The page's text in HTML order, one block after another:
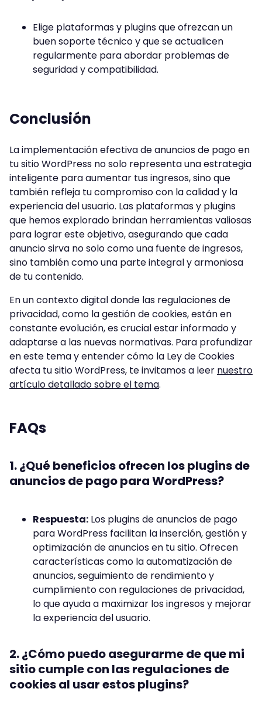
Elige plataformas y plugins que ofrezcan un
buen soporte técnico y que se actualicen
regularmente para abordar problemas de
seguridad y compatibilidad.
Conclusión
La implementación efectiva de anuncios de pago en
tu sitio WordPress no solo representa una estrategia
inteligente para aumentar tus ingresos, sino que
también refleja tu compromiso con la calidad y la
experiencia del usuario. Las plataformas y plugins
que hemos explorado brindan herramientas valiosas
para lograr este objetivo, asegurando que cada
anuncio sirva no solo como una fuente de ingresos,
sino también como una parte integral y armoniosa
de tu contenido.
En un contexto digital donde las regulaciones de
privacidad, como la gestión de cookies, están en
constante evolución, es crucial estar informado y
adaptarse a las nuevas normativas. Para profundizar
en este tema y entender cómo la Ley de Cookies
afecta tu sitio WordPress, te invitamos a leer nuestro
artículo detallado sobre el tema.
FAQs
1. ¿Qué beneficios ofrecen los plugins de
anuncios de pago para WordPress?
Respuesta: Los plugins de anuncios de pago
para WordPress facilitan la inserción, gestión y
optimización de anuncios en tu sitio. Ofrecen
características como la automatización de
anuncios, seguimiento de rendimiento y
cumplimiento con regulaciones de privacidad,
lo que ayuda a maximizar los ingresos y mejorar
la experiencia del usuario.
2. ¿Cómo puedo asegurarme de que mi
sitio cumple con las regulaciones de
cookies al usar estos plugins?